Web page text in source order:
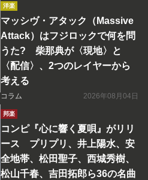
洋楽
マッシヴ・アタック（Massive
Attack）はフジロックで何を問
うた? 柴那典が〈現地〉と
〈配信〉、2つのレイヤーから
考える
コラム 2026年08月04日
邦楽
コンピ『心に響く夏唄』がリリ
ース プリプリ、井上陽水、安
全地帯、松田聖子、西城秀樹、
松山千春、吉田拓郎ら36の名曲